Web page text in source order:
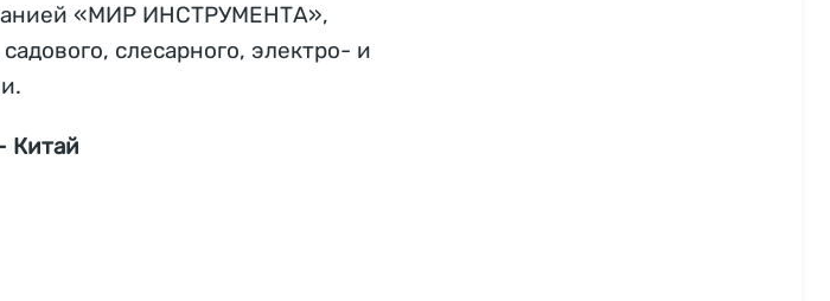
«МИР ИНСТРУМЕНТА»,
слесарного, электро- и
Китай